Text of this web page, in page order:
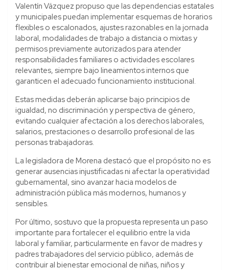
Valentín Vázquez propuso que las dependencias estatales
y municipales puedan implementar esquemas de horarios
flexibles o escalonados, ajustes razonables en la jornada
laboral, modalidades de trabajo a distancia o mixtas y
permisos previamente autorizados para atender
responsabilidades familiares o actividades escolares
relevantes, siempre bajo lineamientos internos que
garanticen el adecuado funcionamiento institucional.
Estas medidas deberán aplicarse bajo principios de
igualdad, no discriminación y perspectiva de género,
evitando cualquier afectación a los derechos laborales,
salarios, prestaciones o desarrollo profesional de las
personas trabajadoras.
La legisladora de Morena destacó que el propósito no es
generar ausencias injustificadas ni afectar la operatividad
gubernamental, sino avanzar hacia modelos de
administración pública más modernos, humanos y
sensibles.
Por último, sostuvo que la propuesta representa un paso
importante para fortalecer el equilibrio entre la vida
laboral y familiar, particularmente en favor de madres y
padres trabajadores del servicio público, además de
contribuir al bienestar emocional de niñas, niños y